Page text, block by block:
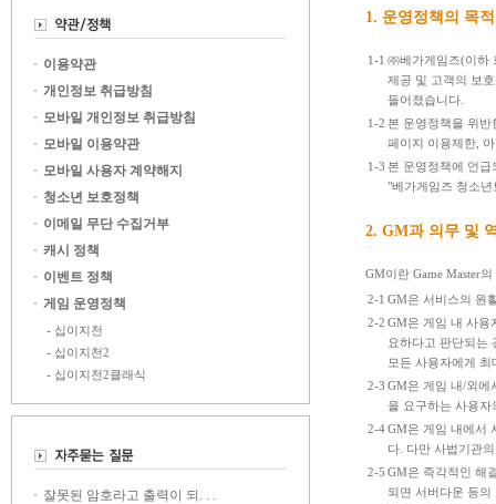
이용약관
개인정보 취급방침
모바일 개인정보 취급방침
모바일 이용약관
모바일 사용자 계약해지
청소년 보호정책
이메일 무단 수집거부
캐시 정책
이벤트 정책
게임 운영정책
- 십이지천
- 십이지천2
- 십이지천2클래식
잘못된 암호라고 출력이 되. . .
1. 운영정책의 목
1-1 ㈜베가게임즈(이하
제공 및 고객의 보
들어졌습니다.
1-2 본 운영정책을 위
페이지 이용제한,
1-3 본 운영정책에 언
"베가게임즈 청소
2. GM과 의무 및
GM이란 Game Master
2-1 GM은 서비스의 원
2-2 GM은 게임 내 사용
요하다고 판단되는
모든 사용자에게
2-3 GM은 게임 내/외에
을 요구하는 사용
2-4GM은 게임 내에서
다. 다만 사법기관
2-5 GM은 즉각적인 해
되면 서버다운 등